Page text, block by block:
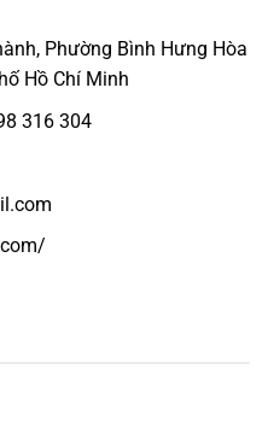
Phường Bình Hưng Hòa
Hồ Chí Minh
316 304